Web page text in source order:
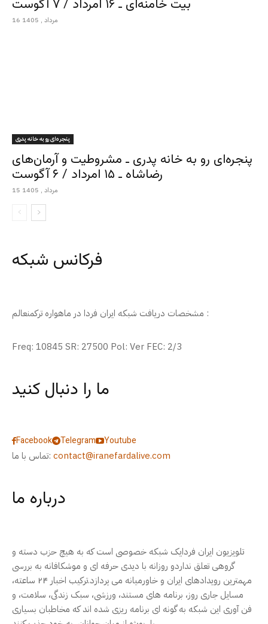
بیت خامنه‌ای ـ ۱۶ امرداد / ۷ آگوست
16 مرداد , 1405
پنجره‌ای رو به خانه پدری
پنجره‌ای رو به خانه پدری ـ مشروطیت و آرمان‌های
رضاشاه ـ ۱۵ امرداد / ۶ آگوست
15 مرداد , 1405
فرکانس شبکه
مشخصات دریافت شبکه ایران فردا در ماهواره ترکمنعالم :
Freq: 10845 SR: 27500 Pol: Ver FEC: 2/3
ما را دنبال کنید
Facebook Telegram
Youtube
تماس با ما: contact@iranefardalive.com
درباره ما
تلویزیون ایران فردایک شبکه خصوصی است که به هیچ حزب دسته و
گروهی تعلق نداردو روزانه با دیدی حرفه ای و موشکافانه به بررسی
مهمترین رویدادهای ایران و خاورمیانه می پردازد.ترکیب اخبار ۲۴ ساعته،
مسایل جاری روز، برنامه های مستند، ورزشی، سبک زندگی، سلامت، و
فن آوری این شبکه به گونه ای برنامه ریزی شده اند که مخاطبان بسیاری